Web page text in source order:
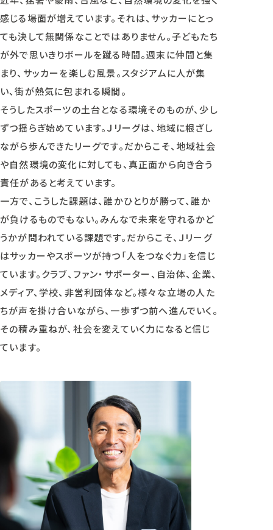
感じる場面が増えています。それは、サッカーにとっ
ても決して無関係なことではありません。子どもたち
が外で思いきりボールを蹴る時間。週末に仲間と集
まり、サッカーを楽しむ風景。スタジアムに人が集
い、街が熱気に包まれる瞬間。
そうしたスポーツの土台となる環境そのものが、少し
ずつ揺らぎ始めています。Ｊリーグは、地域に根ざし
ながら歩んできたリーグです。だからこそ、地域社会
や自然環境の変化に対しても、真正面から向き合う
責任があると考えています。
一方で、こうした課題は、誰かひとりが勝って、誰か
が負けるものでもない。みんなで未来を守れるかど
うかが問われている課題です。だからこそ、Ｊリーグ
はサッカーやスポーツが持つ「人をつなぐ力」を信じ
ています。クラブ、ファン・サポーター、自治体、企業、
メディア、学校、非営利団体など。様々な立場の人た
ちが声を掛け合いながら、一歩ずつ前へ進んでいく。
その積み重ねが、社会を変えていく力になると信じ
ています。